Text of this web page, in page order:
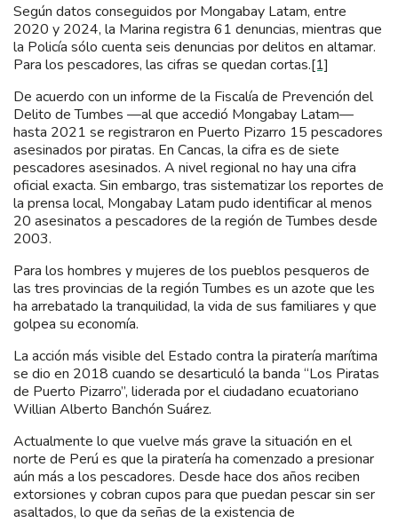
Según datos conseguidos por Mongabay Latam, entre
2020 y 2024, la Marina registra 61 denuncias, mientras que
la Policía sólo cuenta seis denuncias por delitos en altamar.
Para los pescadores, las cifras se quedan cortas.[1]
De acuerdo con un informe de la Fiscalía de Prevención del
Delito de Tumbes —al que accedió Mongabay Latam—
hasta 2021 se registraron en Puerto Pizarro 15 pescadores
asesinados por piratas. En Cancas, la cifra es de siete
pescadores asesinados. A nivel regional no hay una cifra
oficial exacta. Sin embargo, tras sistematizar los reportes de
la prensa local, Mongabay Latam pudo identificar al menos
20 asesinatos a pescadores de la región de Tumbes desde
2003.
Para los hombres y mujeres de los pueblos pesqueros de
las tres provincias de la región Tumbes es un azote que les
ha arrebatado la tranquilidad, la vida de sus familiares y que
golpea su economía.
La acción más visible del Estado contra la piratería marítima
se dio en 2018 cuando se desarticuló la banda “Los Piratas
de Puerto Pizarro”, liderada por el ciudadano ecuatoriano
Willian Alberto Banchón Suárez.
Actualmente lo que vuelve más grave la situación en el
norte de Perú es que la piratería ha comenzado a presionar
aún más a los pescadores. Desde hace dos años reciben
extorsiones y cobran cupos para que puedan pescar sin ser
asaltados, lo que da señas de la existencia de